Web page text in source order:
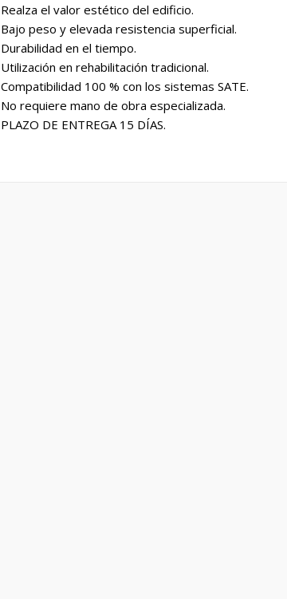
Realza el valor estético del edificio.
Bajo peso y elevada resistencia superficial.
Durabilidad en el tiempo.
Utilización en rehabilitación tradicional.
Compatibilidad 100 % con los sistemas SATE.
No requiere mano de obra especializada.
PLAZO DE ENTREGA 15 DÍAS.